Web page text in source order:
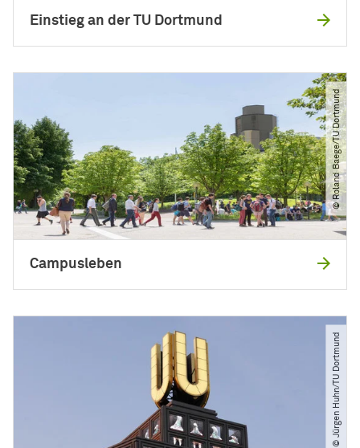
Einstieg an der TU Dortmund
© Roland Baege​/​TU Dortmund
Campusleben
© Jürgen Huhn​/​TU Dortmund